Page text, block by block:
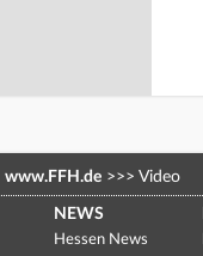
www.FFH.de >>> Video
NEWS
Hessen News